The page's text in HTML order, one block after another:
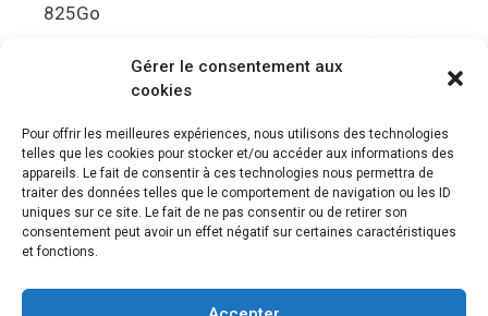
Gérer le consentement aux
cookies
Pour offrir les meilleures expériences, nous utilisons des technologies
telles que les cookies pour stocker et/ou accéder aux informations des
appareils. Le fait de consentir à ces technologies nous permettra de
traiter des données telles que le comportement de navigation ou les ID
uniques sur ce site. Le fait de ne pas consentir ou de retirer son
consentement peut avoir un effet négatif sur certaines caractéristiques
et fonctions.
825Go
5.5Gbit/s de bande passante en lecture (Brut)
Disque de jeu PS5
Ultra HD Blu-ray™, jusqu’à 100Go/disque
Sortie vidéo
Compatibilité avec les téléviseurs 4K 120Hz et
8K, VRR (spécification HDMI v. 2.1)